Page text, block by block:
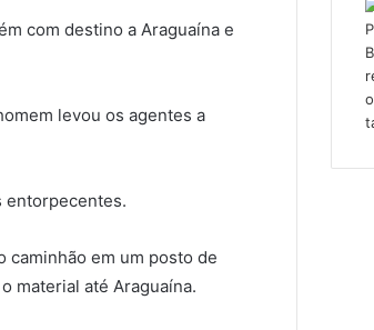
com destino a Araguaína e
levou os agentes a
entorpecentes.
caminhão em um posto de
material até Araguaína.